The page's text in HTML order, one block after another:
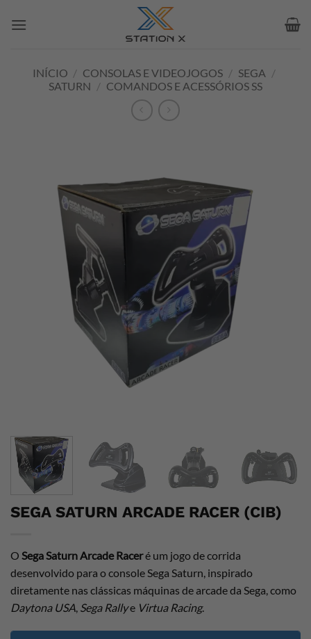
INÍCIO / CONSOLAS E VIDEOJOGOS / SEGA /
SATURN / COMANDOS E ACESSÓRIOS SS
SEGA SATURN ARCADE RACER (CIB)
O Sega Saturn Arcade Raceré um jogo de corrida
desenvolvido para o console Sega Saturn, inspirado
diretamente nas clássicas máquinas de arcade da Sega, como
Daytona USA, Sega Rallye Virtua Racing.